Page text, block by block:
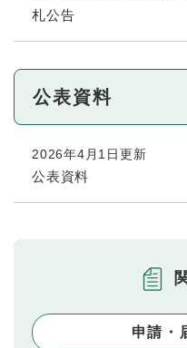
札公告
公表資料
2026年4月1日更新
公表資料
申請・